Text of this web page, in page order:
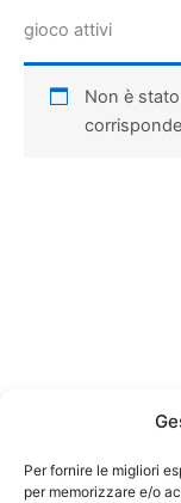
Per fornire le migliori
per memorizzare e/o
gioco attivi
Non è